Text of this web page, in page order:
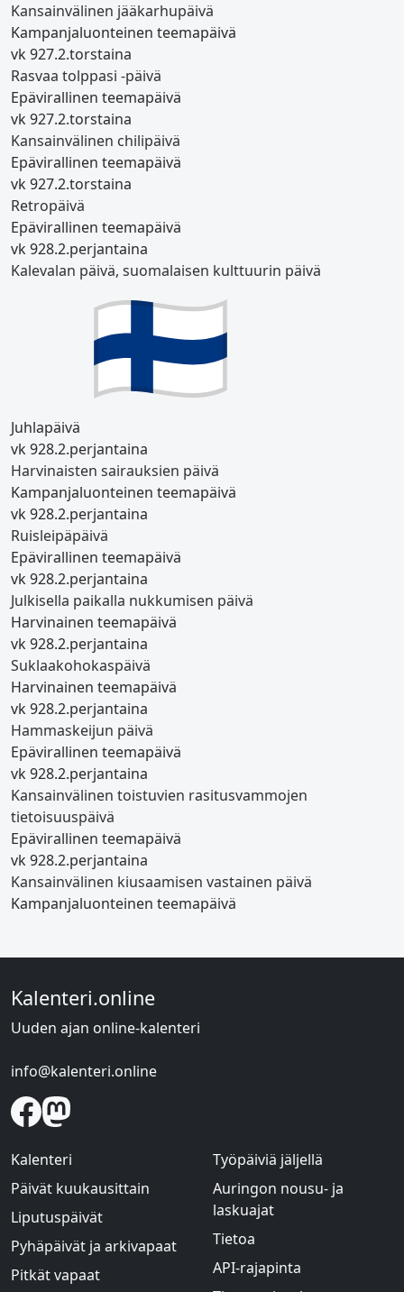
Kansainvälinen jääkarhupäivä
Kampanjaluonteinen teemapäivä
vk 927.2.torstaina
Rasvaa tolppasi -päivä
Epävirallinen teemapäivä
vk 927.2.torstaina
Kansainvälinen chilipäivä
Epävirallinen teemapäivä
vk 927.2.torstaina
Retropäivä
Epävirallinen teemapäivä
vk 928.2.perjantaina
Kalevalan päivä, suomalaisen kulttuurin päivä
Juhlapäivä
vk 928.2.perjantaina
Harvinaisten sairauksien päivä
Kampanjaluonteinen teemapäivä
vk 928.2.perjantaina
Ruisleipäpäivä
Epävirallinen teemapäivä
vk 928.2.perjantaina
Julkisella paikalla nukkumisen päivä
Harvinainen teemapäivä
vk 928.2.perjantaina
Suklaakohokaspäivä
Harvinainen teemapäivä
vk 928.2.perjantaina
Hammaskeijun päivä
Epävirallinen teemapäivä
vk 928.2.perjantaina
Kansainvälinen toistuvien rasitusvammojen
tietoisuuspäivä
Epävirallinen teemapäivä
vk 928.2.perjantaina
Kansainvälinen kiusaamisen vastainen päivä
Kampanjaluonteinen teemapäivä
Kalenteri.online
Uuden ajan online-kalenteri
info@kalenteri.online
Kalenteri
Päivät kuukausittain
Liputuspäivät
Pyhäpäivät ja arkivapaat
Pitkät vapaat
Työpäiviä jäljellä
Auringon nousu- ja
laskuajat
Tietoa
API-rajapinta